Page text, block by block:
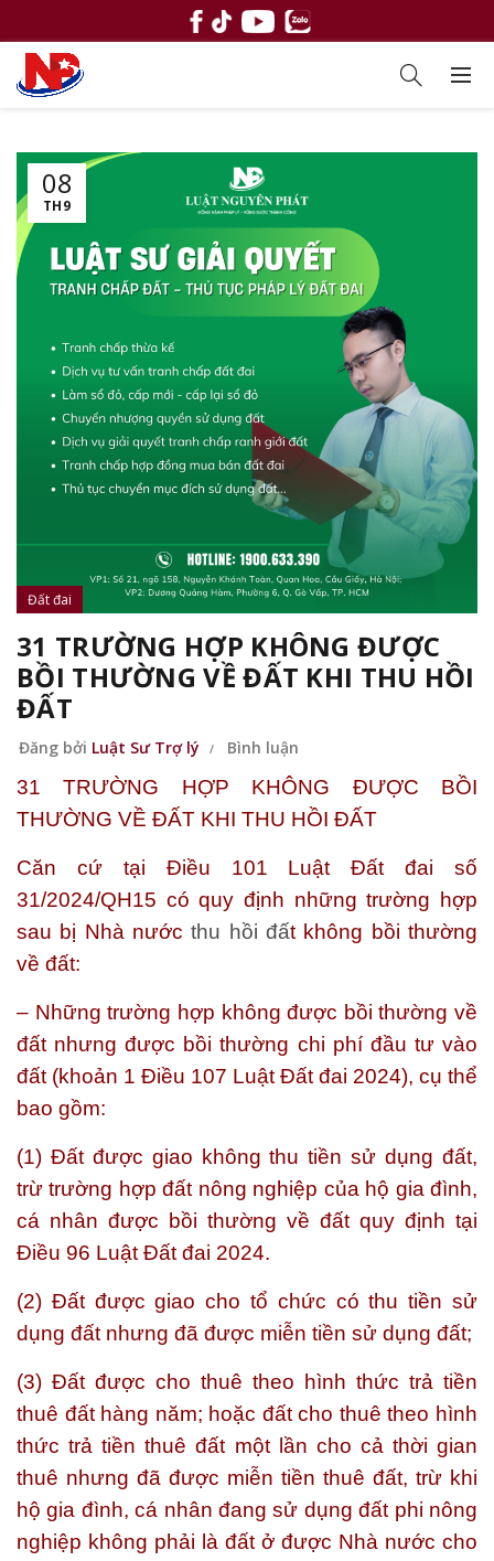
08
TH9
Đất đai
31 TRƯỜNG HỢP KHÔNG ĐƯỢC
BỒI THƯỜNG VỀ ĐẤT KHI THU HỒI
ĐẤT
Đăng bởi Luật Sư Trợ lý Bình luận
31 TRƯỜNG HỢP KHÔNG ĐƯỢC BỒI
THƯỜNG VỀ ĐẤT KHI THU HỒI ĐẤT
Căn cứ tại Điều 101 Luật Đất đai số
31/2024/QH15 có quy định những trường hợp
sau bị Nhà nướcthu hồi đất không bồi thường
về đất:
– Những trường hợp không được bồi thường về
đất nhưng được bồi thường chi phí đầu tư vào
đất (khoản 1 Điều 107 Luật Đất đai 2024), cụ thể
bao gồm:
(1) Đất được giao không thu tiền sử dụng đất,
trừ trường hợp đất nông nghiệp của hộ gia đình,
cá nhân được bồi thường về đất quy định tại
Điều 96 Luật Đất đai 2024.
(2) Đất được giao cho tổ chức có thu tiền sử
dụng đất nhưng đã được miễn tiền sử dụng đất;
(3) Đất được cho thuê theo hình thức trả tiền
thuê đất hàng năm; hoặc đất cho thuê theo hình
thức trả tiền thuê đất một lần cho cả thời gian
thuê nhưng đã được miễn tiền thuê đất, trừ khi
hộ gia đình, cá nhân đang sử dụng đất phi nông
nghiệp không phải là đất ở được Nhà nước cho